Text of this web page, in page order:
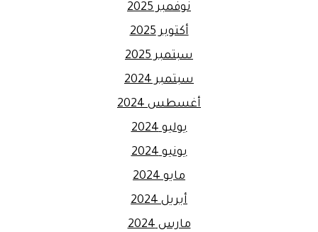
نوفمبر 2025
أكتوبر 2025
سبتمبر 2025
سبتمبر 2024
أغسطس 2024
يوليو 2024
يونيو 2024
مايو 2024
أبريل 2024
مارس 2024